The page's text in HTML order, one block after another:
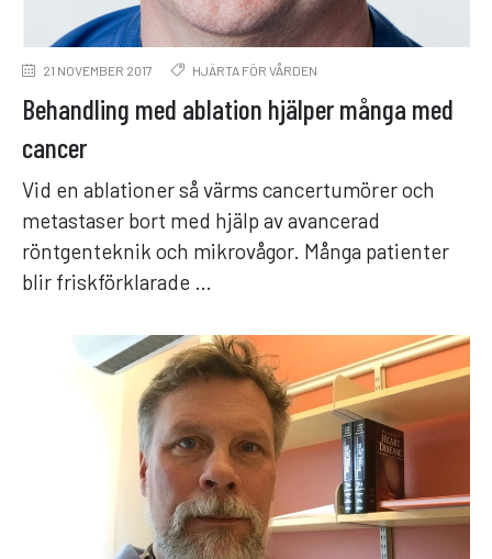
21 NOVEMBER 2017 HJÄRTA FÖR VÅRDEN
Behandling med ablation hjälper många med
cancer
Vid en ablationer så värms cancertumörer och
metastaser bort med hjälp av avancerad
röntgenteknik och mikrovågor. Många patienter
blir friskförklarade …